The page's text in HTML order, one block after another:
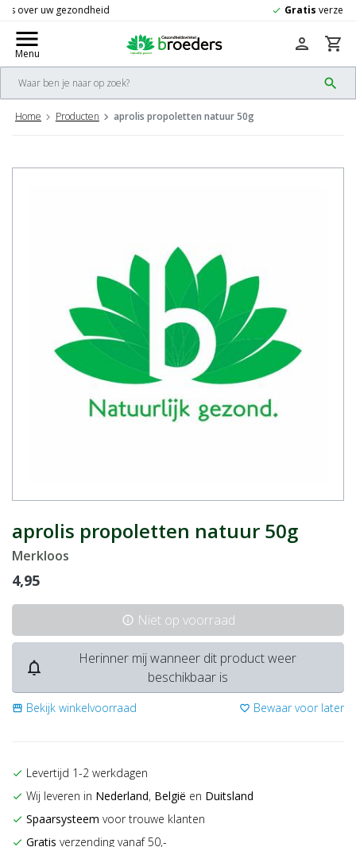
check
menu
Menu
search
person shopping_cart
Home Producten aprolis propoletten natuur 50g
aprolis propoletten natuur 50g
Merkloos
4,95
info Niet op voorraad
notifications_none
Herinner mij wanneer dit product weer
beschikbaar is
storefront Bekijk winkelvoorraad favorite_border Bewaar voor later
check Levertijd 1-2 werkdagen
check Wij leveren in Nederland, België en Duitsland
check Spaarsysteem voor trouwe klanten
check Gratis verzending vanaf 50,-